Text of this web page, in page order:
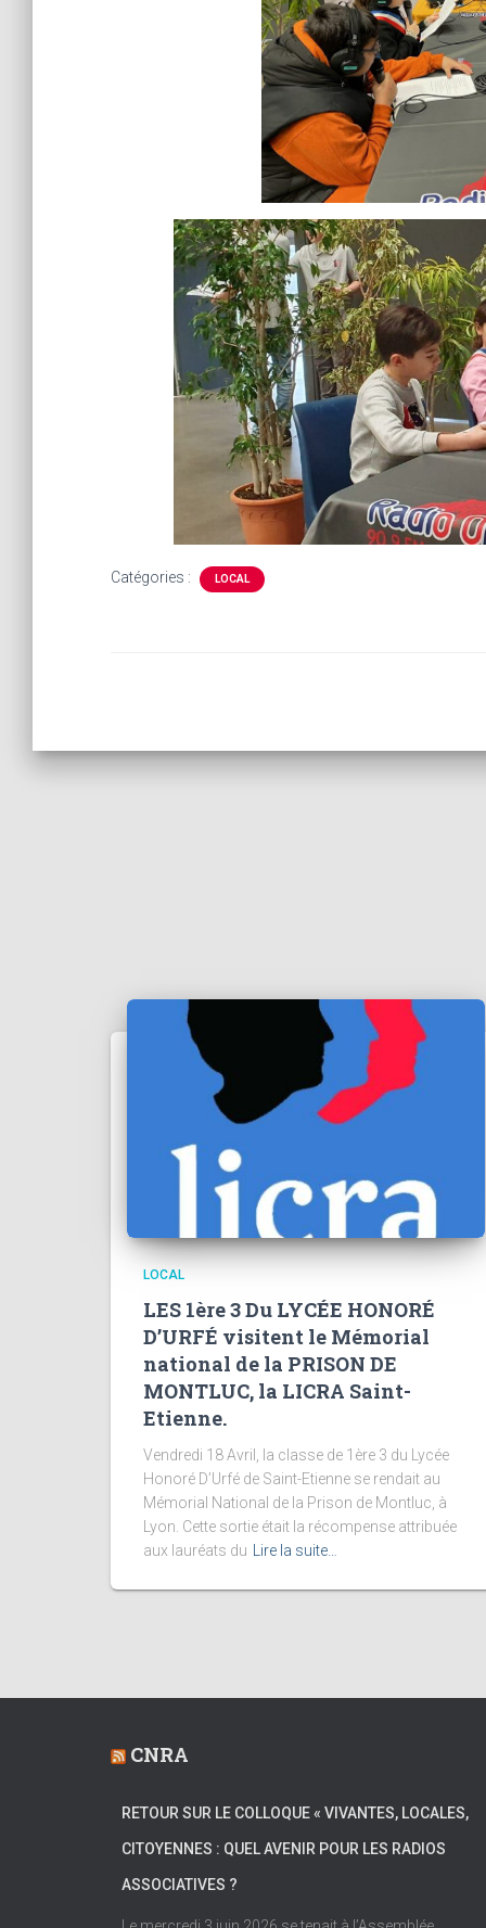
Catégories : LOCAL
LOCAL
LES 1ère 3 Du LYCÉE HONORÉ
D’URFÉ visitent le Mémorial
national de la PRISON DE
MONTLUC, la LICRA Saint-
Etienne.
Vendredi 18 Avril, la classe de 1ère 3 du Lycée
Honoré D’Urfé de Saint-Etienne se rendait au
Mémorial National de la Prison de Montluc, à
Lyon. Cette sortie était la récompense attribuée
aux lauréats du
Lire la suite…
CNRA
RETOUR SUR LE COLLOQUE « VIVANTES, LOCALES,
CITOYENNES : QUEL AVENIR POUR LES RADIOS
ASSOCIATIVES ?